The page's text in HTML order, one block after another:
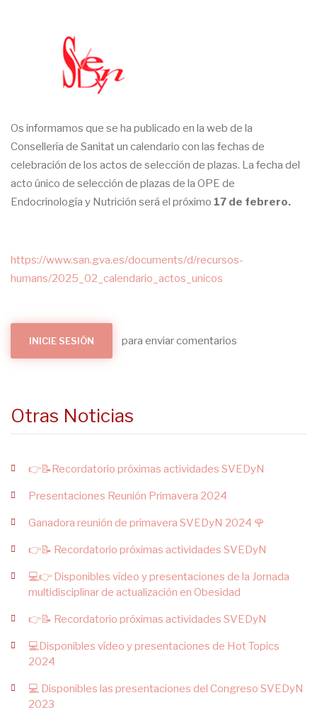
Os informamos que se ha publicado en la web de la
Consellería de Sanitat un calendario con las fechas de
celebración de los actos de selección de plazas. La fecha del
acto único de selección de plazas de la OPE de
Endocrinología y Nutrición será el próximo 17 de febrero.
https://www.san.gva.es/documents/d/recursos-
humans/2025_02_calendario_actos_unicos
INICIE SESIÓN para enviar comentarios
Otras Noticias
👉📝Recordatorio próximas actividades SVEDyN
Presentaciones Reunión Primavera 2024
Ganadora reunión de primavera SVEDyN 2024 🌹
👉📝 Recordatorio próximas actividades SVEDyN
💻👉 Disponibles vídeo y presentaciones de la Jornada
multidisciplinar de actualización en Obesidad
👉📝 Recordatorio próximas actividades SVEDyN
💻Disponibles vídeo y presentaciones de Hot Topics
2024
💻 Disponibles las presentaciones del Congreso SVEDyN
2023